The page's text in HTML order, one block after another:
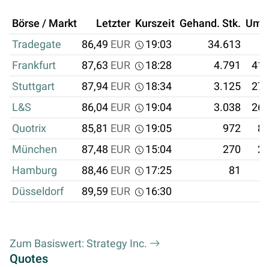
Börse / Markt Letzter Kurszeit Gehand. Stk.
Tradegate
86,49 EUR 19:03 34.613
Frankfurt
87,63 EUR 18:28 4.791
Stuttgart
87,94 EUR 18:34 3.125
L&S
86,04 EUR 19:04 3.038
Quotrix
85,81 EUR 19:05 972
München
87,48 EUR 15:04 270
Hamburg
88,46 EUR 17:25 81
Düsseldorf
89,59 EUR 16:30
Zum Basiswert: Strategy Inc.
Quotes